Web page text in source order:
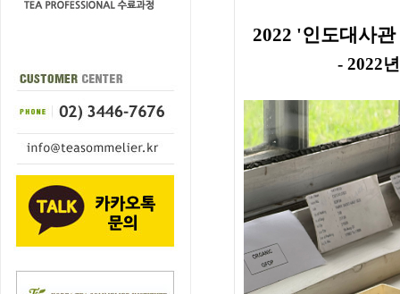
2022 '인도대사관
- 2022